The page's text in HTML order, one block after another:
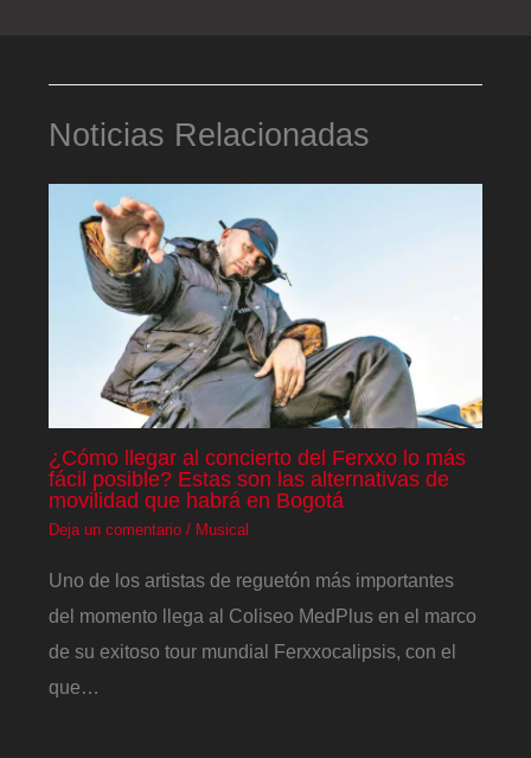
Noticias Relacionadas
¿Cómo llegar al concierto del Ferxxo lo más
fácil posible? Estas son las alternativas de
movilidad que habrá en Bogotá
Deja un comentario / Musical
Uno de los artistas de reguetón más importantes
del momento llega al Coliseo MedPlus en el marco
de su exitoso tour mundial Ferxxocalipsis, con el
que…